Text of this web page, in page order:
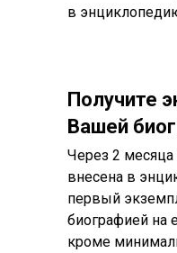
в
Получите
Вашей
Через 2
внесена в
первый
биографией на
кроме